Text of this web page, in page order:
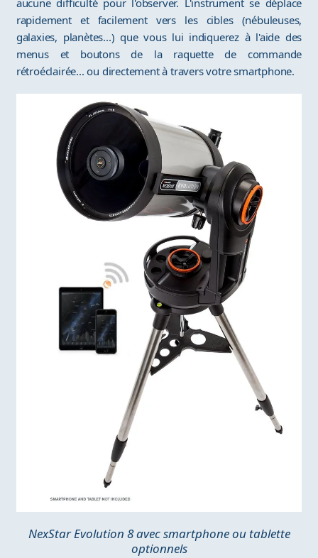
aucune difficulté pour l'observer. L'instrument se déplace
rapidement et facilement vers les cibles (nébuleuses,
galaxies, planètes...) que vous lui indiquerez à l'aide des
menus et boutons de la raquette de commande
rétroéclairée... ou directement à travers votre smartphone.
NexStar Evolution 8 avec smartphone ou tablette
optionnels